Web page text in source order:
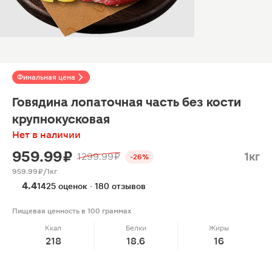
Финальная цена
Говядина лопаточная часть без кости
крупнокусковая
Нет в наличии
959.99 ₽ 1299.99 ₽ -26% 1кг
959.99 ₽/1кг
4.41425 оценок · 180 отзывов
Пищевая ценность в 100 граммах
Ккал
218
Белки
18.6
Жиры
16